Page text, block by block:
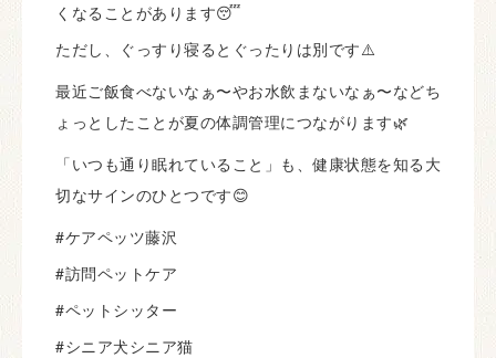
くなることがあります😴
ただし、ぐっすり寝るとぐったりは別です⚠️
最近ご飯食べないなぁ〜やお水飲まないなぁ〜などち
ょっとしたことが夏の体調管理につながります🌿
「いつも通り眠れていること」も、健康状態を知る大
切なサインのひとつです😊
#ケアペッツ藤沢
#訪問ペットケア
#ペットシッター
#シニア犬シニア猫